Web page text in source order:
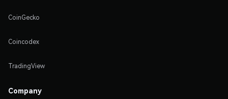
CoinGecko
Coincodex
TradingView
Company